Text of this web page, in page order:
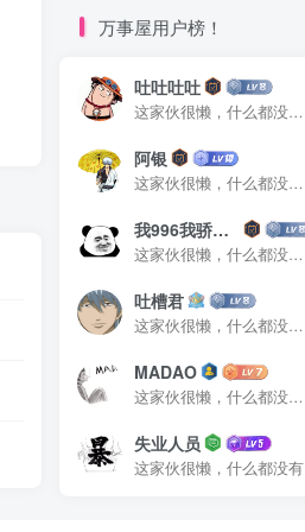
万事屋用户榜！
吐吐吐吐
这家伙很懒，什么都没有写...
阿银
这家伙很懒，什么都没有写...
我996我骄傲了么
这家伙很懒，什么都没有写...
吐槽君
这家伙很懒，什么都没有写...
MADAO
这家伙很懒，什么都没有写...
失业人员